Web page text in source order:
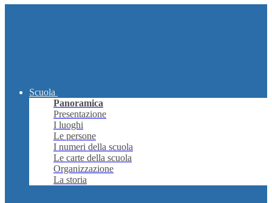
Scuola
Panoramica
Presentazione
I luoghi
Le persone
I numeri della scuola
Le carte della scuola
Organizzazione
La storia